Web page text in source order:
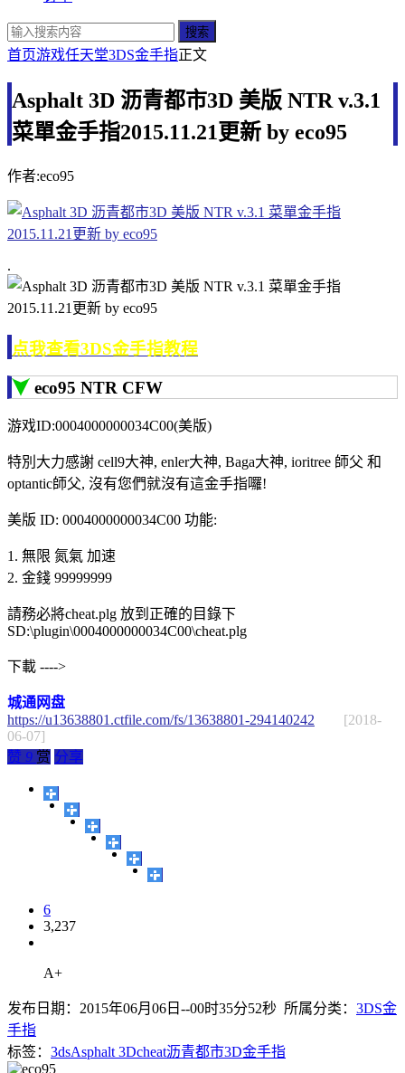
搜索
首页游戏任天堂3DS金手指正文
Asphalt 3D 沥青都市3D 美版 NTR v.3.1
菜單金手指2015.11.21更新 by eco95
作者:eco95
.
点我查看3DS金手指教程
eco95 NTR CFW
游戏ID:0004000000034C00(美版)
特別大力感謝 cell9大神, enler大神, Baga大神, ioritree 師父 和
optantic師父, 沒有您們就沒有這金手指囉!
美版 ID: 0004000000034C00 功能:
1. 無限 氮氣 加速
2. 金錢 99999999
請務必將cheat.plg 放到正確的目錄下
SD:\plugin\0004000000034C00\cheat.plg
下載 ---->
城通网盘
https://u13638801.ctfile.com/fs/13638801-294140242
[2018-
06-07]
赞 9 赏 分享
6
3,237
A+
发布日期：2015年06月06日--00时35分52秒 所属分类： 3DS金
手指
标签： 3dsAsphalt 3Dcheat沥青都市3D金手指